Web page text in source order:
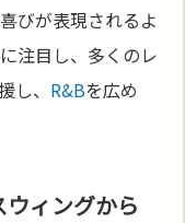
びが表現されるよ
注目し、多くのレ
し、 R&Bを広め
ウィングから